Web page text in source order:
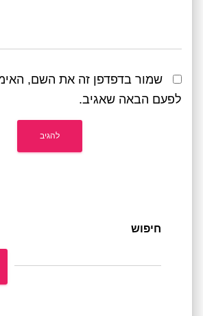
שמור בדפדפן זה את השם,
לפעם הבאה שאגיב.
חיפוש